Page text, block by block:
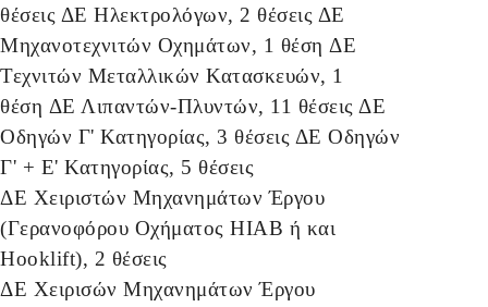
θέσεις ΔΕ Ηλεκτρολόγων, 2 θέσεις ΔΕ
Μηχανοτεχνιτών Οχημάτων, 1 θέση ΔΕ
Τεχνιτών Μεταλλικών Κατασκευών, 1
θέση ΔΕ Λιπαντών-Πλυντών, 11 θέσεις ΔΕ
Οδηγών Γ' Κατηγορίας, 3 θέσεις ΔΕ Οδηγών
Γ' + Ε' Κατηγορίας, 5 θέσεις
ΔΕ Χειριστών Μηχανημάτων Έργου
(Γερανοφόρου Οχήματος HIAB ή και
Hooklift), 2 θέσεις
ΔΕ Χειρισών Μηχανημάτων Έργου